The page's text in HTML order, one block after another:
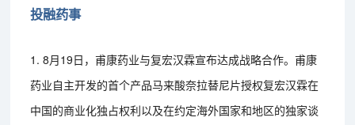
投融药事
1. 8月19日，甫康药业与复宏汉霖宣布达成战略合作。甫康
药业自主开发的首个产品马来酸奈拉替尼片授权复宏汉霖在
中国的商业化独占权利以及在约定海外国家和地区的独家谈